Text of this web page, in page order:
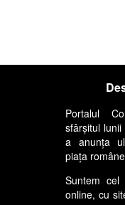
Portalul
sfârșitul
a anunța
piața
Suntem
online, cu